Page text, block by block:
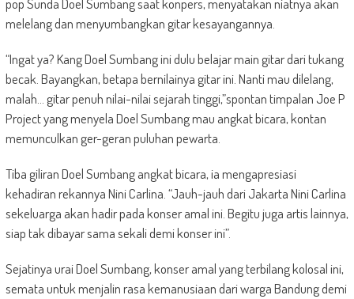
pop Sunda Doel Sumbang saat konpers, menyatakan niatnya akan
melelang dan menyumbangkan gitar kesayangannya.
“Ingat ya? Kang Doel Sumbang ini dulu belajar main gitar dari tukang
becak. Bayangkan, betapa bernilainya gitar ini. Nanti mau dilelang,
malah… gitar penuh nilai-nilai sejarah tinggi,”spontan timpalan Joe P
Project yang menyela Doel Sumbang mau angkat bicara, kontan
memunculkan ger-geran puluhan pewarta.
Tiba giliran Doel Sumbang angkat bicara, ia mengapresiasi
kehadiran rekannya Nini Carlina. “Jauh-jauh dari Jakarta Nini Carlina
sekeluarga akan hadir pada konser amal ini. Begitu juga artis lainnya,
siap tak dibayar sama sekali demi konser ini”.
Sejatinya urai Doel Sumbang, konser amal yang terbilang kolosal ini,
semata untuk menjalin rasa kemanusiaan dari warga Bandung demi